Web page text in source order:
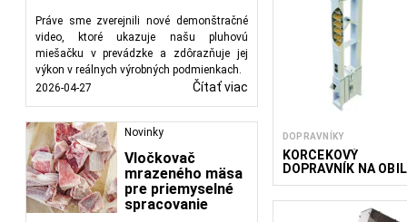
Práve sme zverejnili nové demonštračné
video, ktoré ukazuje našu pluhovú
miešačku v prevádzke a zdôrazňuje jej
výkon v reálnych výrobných podmienkach.
2026-04-27
Čítať viac
Novinky
Vločkovač
mrazeného mäsa
pre priemyselné
spracovanie
DOPRAVNÍKY
KORČEKOVÝ
DOPRAVNÍK NA